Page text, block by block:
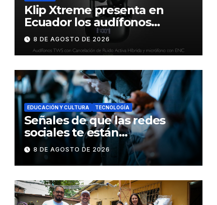
Klip Xtreme presenta en
Ecuador los audífonos
DynaBuds con sonido
inteligente y control táctil
8 DE AGOSTO DE 2026
EDUCACIÓN Y CULTURA TECNOLOGÍA
Señales de que las redes
sociales te están
consumiendo
8 DE AGOSTO DE 2026